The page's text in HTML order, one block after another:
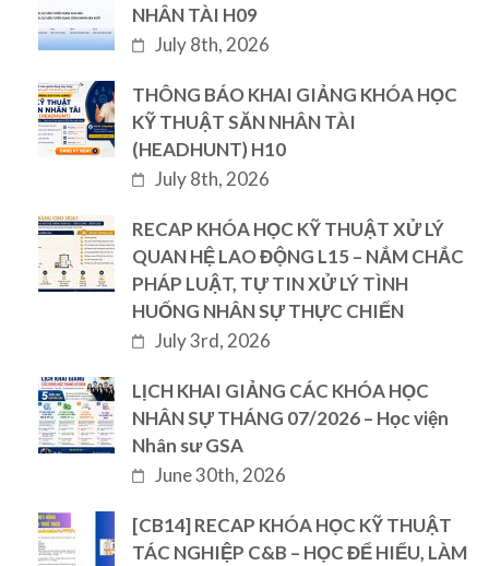
NHÂN TÀI H09
July 8th, 2026
THÔNG BÁO KHAI GIẢNG KHÓA HỌC
KỸ THUẬT SĂN NHÂN TÀI
(HEADHUNT) H10
July 8th, 2026
RECAP KHÓA HỌC KỸ THUẬT XỬ LÝ
QUAN HỆ LAO ĐỘNG L15 – NẮM CHẮC
PHÁP LUẬT, TỰ TIN XỬ LÝ TÌNH
HUỐNG NHÂN SỰ THỰC CHIẾN
July 3rd, 2026
LỊCH KHAI GIẢNG CÁC KHÓA HỌC
NHÂN SỰ THÁNG 07/2026 – Học viện
Nhân sư GSA
June 30th, 2026
[CB14] RECAP KHÓA HỌC KỸ THUẬT
TÁC NGHIỆP C&B – HỌC ĐỂ HIỂU, LÀM